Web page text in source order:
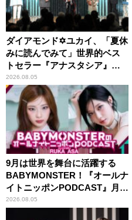
ダイアモンド✡ユカイ、「夏休
みに読んでみて」世界的ベス
トセラー『アナスタシア』を
紹介
2026.08.05
9月は世界を舞台に活躍する
BABYMONSTER！『オールナ
イトニッポンPODCAST』月替
わりパーソナリティ
2026.08.05